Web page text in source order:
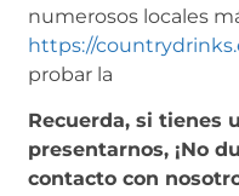
numerosos locales
https://
probar la
Recuerda, si tienes
presentarnos, ¡No
contacto con